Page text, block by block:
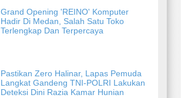
Grand Opening 'REINO' Komputer
Hadir Di Medan, Salah Satu Toko
Terlengkap Dan Terpercaya
Pastikan Zero Halinar, Lapas Pemuda
Langkat Gandeng TNI-POLRI Lakukan
Deteksi Dini Razia Kamar Hunian